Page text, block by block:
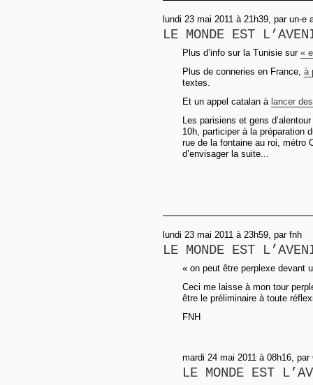
lundi 23 mai 2011 à 21h39, par un-e
LE MONDE EST
Plus d’info sur la Tunisie sur «
Plus de conneries en France, à
textes.
Et un appel catalan à lancer
Les parisiens et gens
10h, participer à la préparation
rue de la fontaine au roi, métro
d’envisager la suite...
lundi 23 mai 2011 à 23h59, par fnh
LE MONDE EST
« on peut être perplexe devant
Ceci me laisse à mon tour
être le préliminaire à toute
FNH
mardi 24 mai 2011 à 08h16, par
LE MONDE EST